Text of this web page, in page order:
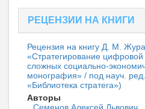
РЕЦЕНЗИИ НА КНИГИ
Рецензия на книгу Д. М.
«Стратегирование
сложных социально-
монография» / под науч.
«Библиотека стратега»)
Авторы